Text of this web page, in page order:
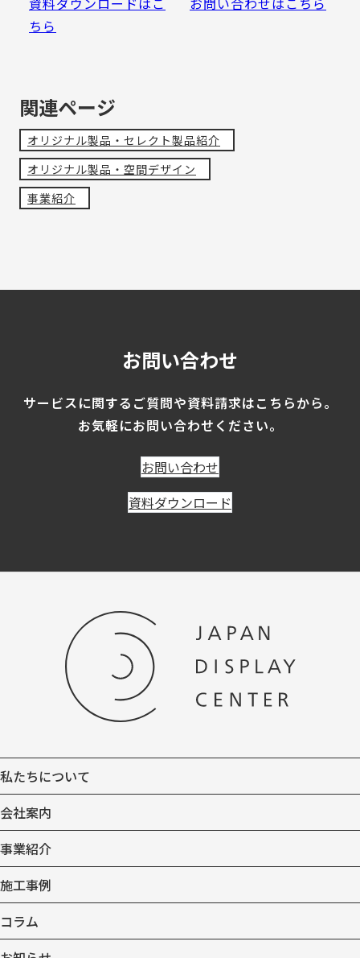
ちら
関連ページ
オリジナル製品・セレクト製品紹介
オリジナル製品・空間デザイン
事業紹介
お問い合わせ
サービスに関するご質問や資料請求はこちらから。
お気軽にお問い合わせください。
お問い合わせ
資料ダウンロード
私たちについて
会社案内
事業紹介
施工事例
コラム